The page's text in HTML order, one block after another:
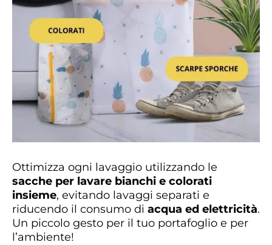
Ottimizza ogni lavaggio utilizzando le
sacche per lavare bianchi e colorati
insieme, evitando lavaggi separati e
riducendo il consumo di acqua ed elettricità.
Un piccolo gesto per il tuo portafoglio e per
l’ambiente!